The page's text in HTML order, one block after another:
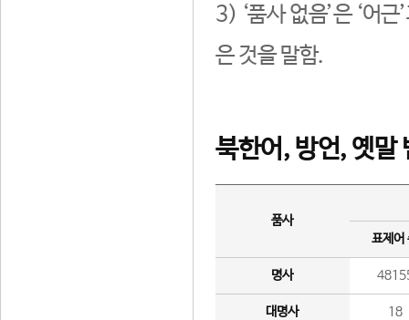
3) ‘품사 없음’은 ‘어
은 것을 말함.
북한어, 방언, 옛말
품사
표제어
명사
대명사 18